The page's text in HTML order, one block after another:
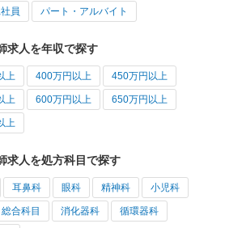
員 パート・アルバイト
求人を年収で探す
上 400万円以上 450万円以上
上 600万円以上 650万円以上
上
求人を処方科目で探す
耳鼻科 眼科 精神科 小児科
総合科目 消化器科 循環器科